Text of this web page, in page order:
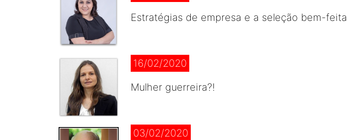
Estratégias de empresa e a seleção bem-feita
16/02/2020
Mulher guerreira?!
03/02/2020